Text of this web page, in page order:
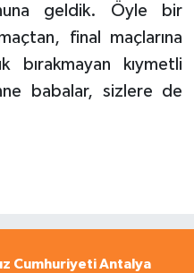
geldik. Öyle bir
final maçlarına
bırakmayan kıymetli
babalar, sizlere de
Cumhuriyeti Antalya